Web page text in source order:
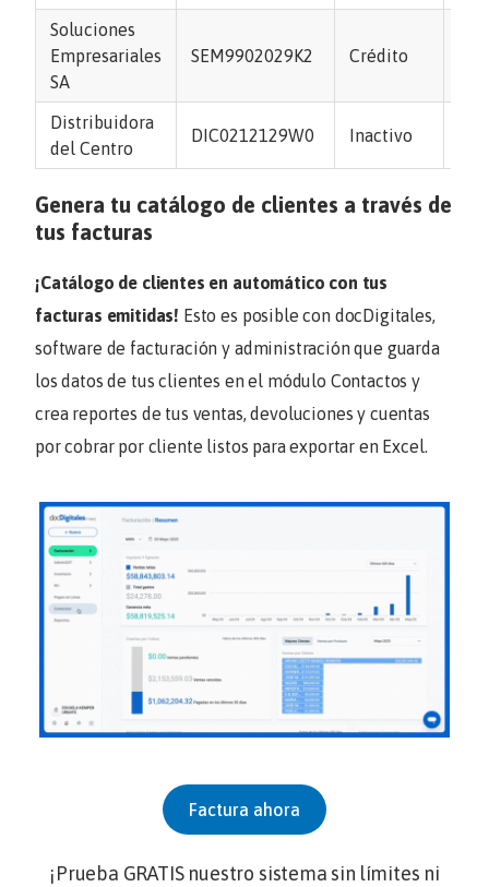
Soluciones
Empresariales
SA
SEM9902029K2 Crédito
Distribuidora
del Centro
DIC0212129W0 Inactivo
Genera tu catálogo de clientes a través de
tus facturas
¡Catálogo de clientes en automático con tus
facturas emitidas! Esto es posible con docDigitales,
software de facturación y administración que guarda
los datos de tus clientes en el módulo Contactos y
crea reportes de tus ventas, devoluciones y cuentas
por cobrar por cliente listos para exportar en Excel.
Factura ahora
¡Prueba GRATIS nuestro sistema sin límites ni